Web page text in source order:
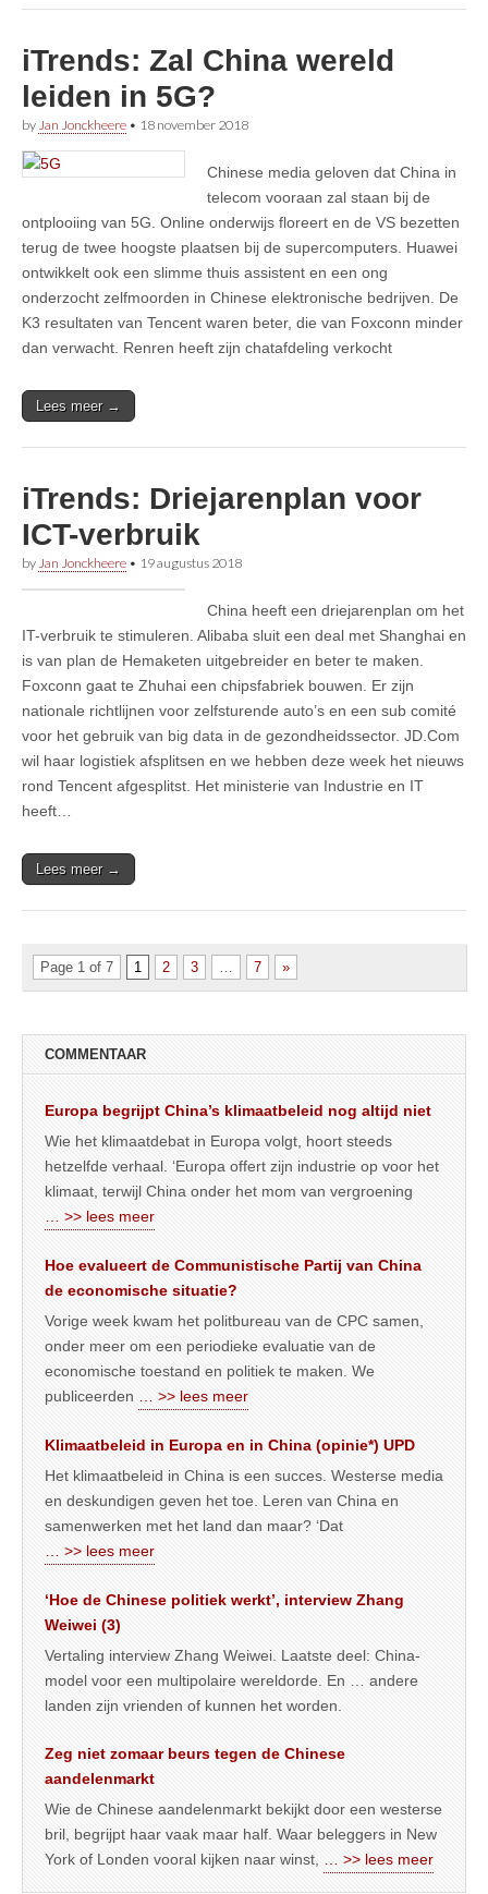
iTrends: Zal China wereld
leiden in 5G?
by Jan Jonckheere • 18 november 2018
Chinese media geloven dat China in
telecom vooraan zal staan bij de
ontplooiing van 5G. Online onderwijs floreert en de VS bezetten
terug de twee hoogste plaatsen bij de supercomputers. Huawei
ontwikkelt ook een slimme thuis assistent en een ong
onderzocht zelfmoorden in Chinese elektronische bedrijven. De
K3 resultaten van Tencent waren beter, die van Foxconn minder
dan verwacht. Renren heeft zijn chatafdeling verkocht
Lees meer →
iTrends: Driejarenplan voor
ICT-verbruik
by Jan Jonckheere • 19 augustus 2018
China heeft een driejarenplan om het
IT-verbruik te stimuleren. Alibaba sluit een deal met Shanghai en
is van plan de Hemaketen uitgebreider en beter te maken.
Foxconn gaat te Zhuhai een chipsfabriek bouwen. Er zijn
nationale richtlijnen voor zelfsturende auto’s en een sub comité
voor het gebruik van big data in de gezondheidssector. JD.Com
wil haar logistiek afsplitsen en we hebben deze week het nieuws
rond Tencent afgesplitst. Het ministerie van Industrie en IT
heeft…
Lees meer →
Page 1 of 7 1 2 3 7 »
COMMENTAAR
Europa begrijpt China’s klimaatbeleid nog altijd niet
Wie het klimaatdebat in Europa volgt, hoort steeds
hetzelfde verhaal. ‘Europa offert zijn industrie op voor het
klimaat, terwijl China onder het mom van vergroening
… >> lees meer
Hoe evalueert de Communistische Partij van China
de economische situatie?
Vorige week kwam het politbureau van de CPC samen,
onder meer om een periodieke evaluatie van de
economische toestand en politiek te maken. We
publiceerden
… >> lees meer
Klimaatbeleid in Europa en in China (opinie*) UPD
Het klimaatbeleid in China is een succes. Westerse media
en deskundigen geven het toe. Leren van China en
samenwerken met het land dan maar? ‘Dat
… >> lees meer
‘Hoe de Chinese politiek werkt’, interview Zhang
Weiwei (3)
Vertaling interview Zhang Weiwei. Laatste deel: China-
model voor een multipolaire wereldorde. En … andere
landen zijn vrienden of kunnen het worden.
Zeg niet zomaar beurs tegen de Chinese
aandelenmarkt
Wie de Chinese aandelenmarkt bekijkt door een westerse
bril, begrijpt haar vaak maar half. Waar beleggers in New
York of Londen vooral kijken naar winst,
… >> lees meer